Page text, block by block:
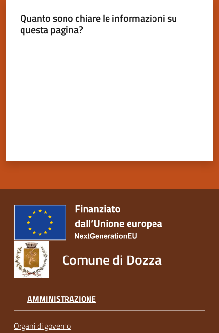
Quanto sono chiare le informazioni su
questa pagina?
Comune di Dozza
AMMINISTRAZIONE
Organi di governo